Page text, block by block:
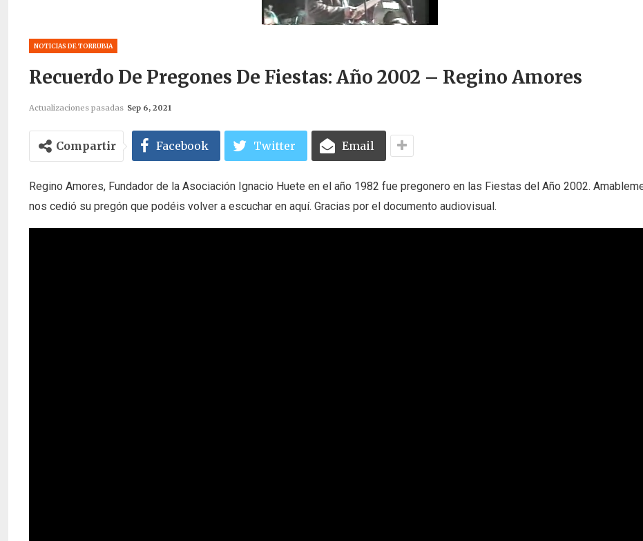
NOTICIAS DE TORRUBIA
Recuerdo De Pregones De Fiestas: Año 2002 – Regino Amores
Actualizaciones pasadas Sep 6, 2021
Compartir Facebook Twitter Email
Regino Amores, Fundador de la Asociación Ignacio Huete en el año 1982 fue pregonero en las Fiestas del Año 2002.
nos cedió su pregón que podéis volver a escuchar en aquí. Gracias por el documento audiovisual.